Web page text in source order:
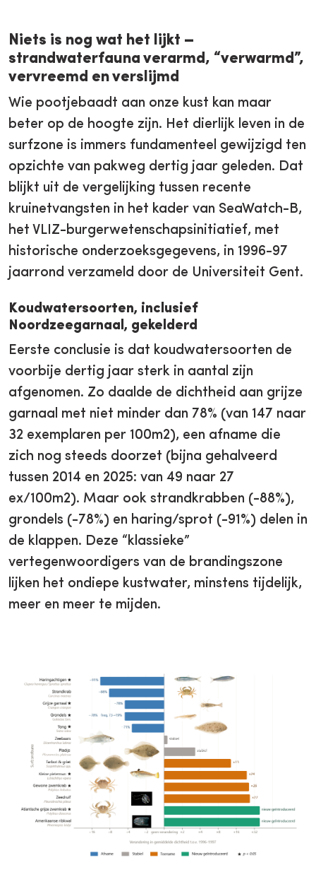
Niets is nog wat het lijkt –
strandwaterfauna verarmd, “verwarmd”,
vervreemd en verslijmd
Wie pootjebaadt aan onze kust kan maar
beter op de hoogte zijn. Het dierlijk leven in de
surfzone is immers fundamenteel gewijzigd ten
opzichte van pakweg dertig jaar geleden. Dat
blijkt uit de vergelijking tussen recente
kruinetvangsten in het kader van SeaWatch-B,
het VLIZ-burgerwetenschapsinitiatief, met
historische onderzoeksgegevens, in 1996-97
jaarrond verzameld door de Universiteit Gent.
Koudwatersoorten, inclusief
Noordzeegarnaal, gekelderd
Eerste conclusie is dat koudwatersoorten de
voorbije dertig jaar sterk in aantal zijn
afgenomen. Zo daalde de dichtheid aan grijze
garnaal met niet minder dan 78% (van 147 naar
32 exemplaren per 100m2), een afname die
zich nog steeds doorzet (bijna gehalveerd
tussen 2014 en 2025: van 49 naar 27
ex/100m2). Maar ook strandkrabben (-88%),
grondels (-78%) en haring/sprot (-91%) delen in
de klappen. Deze “klassieke”
vertegenwoordigers van de brandingszone
lijken het ondiepe kustwater, minstens tijdelijk,
meer en meer te mijden.